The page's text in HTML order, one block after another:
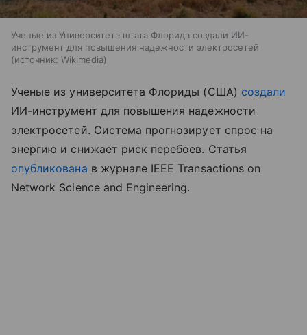
Ученые из Университета штата Флорида создали ИИ-
инструмент для повышения надежности электросетей
источник: Wikimedia
Ученые из университета Флориды (США) создали
ИИ-инструмент для повышения надежности
электросетей. Система прогнозирует спрос на
энергию и снижает риск перебоев. Статья
опубликована в журнале IEEE Transactions on
Network Science and Engineering.